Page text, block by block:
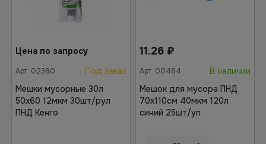
Цена по запросу
Арт. 02380
Под заказ
Мешки мусорные 30л
50х60 12мкм 30шт/рул
ПНД Кенго
11.26 ₽
Арт. 00484
В наличии
Мешок для мусора ПНД
70х110см 40мкм 120л
синий 25шт/уп